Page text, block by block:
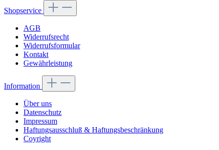
Shopservice
AGB
Widerrufsrecht
Widerrufsformular
Kontakt
Gewährleistung
Information
Über uns
Datenschutz
Impressum
Haftungsausschluß & Haftungsbeschränkung
Coyright